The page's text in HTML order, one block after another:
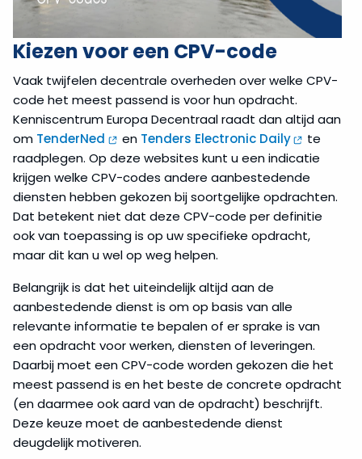
Kiezen voor een CPV-code
Vaak twijfelen decentrale overheden over welke CPV-
code het meest passend is voor hun opdracht.
Kenniscentrum Europa Decentraal raadt dan altijd aan
om TenderNed en Tenders Electronic Daily
te
raadplegen. Op deze websites kunt u een indicatie
krijgen welke CPV-codes andere aanbestedende
diensten hebben gekozen bij soortgelijke opdrachten.
Dat betekent niet dat deze CPV-code per definitie
ook van toepassing is op uw specifieke opdracht,
maar dit kan u wel op weg helpen.
Belangrijk is dat het uiteindelijk altijd aan de
aanbestedende dienst is om op basis van alle
relevante informatie te bepalen of er sprake is van
een opdracht voor werken, diensten of leveringen.
Daarbij moet een CPV-code worden gekozen die het
meest passend is en het beste de concrete opdracht
(en daarmee ook aard van de opdracht) beschrijft.
Deze keuze moet de aanbestedende dienst
deugdelijk motiveren.